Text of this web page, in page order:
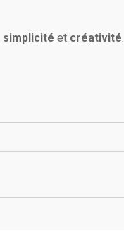
simplicité et créativité.